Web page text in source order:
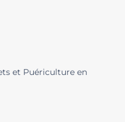
et Puériculture en